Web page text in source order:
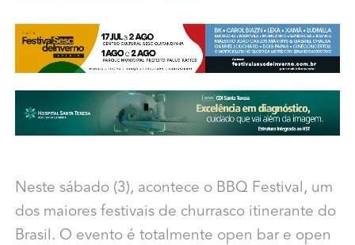
Neste sábado (3), acontece o BBQ Festival, um
dos maiores festivais de churrasco itinerante do
Brasil. O evento é totalmente open bar e open